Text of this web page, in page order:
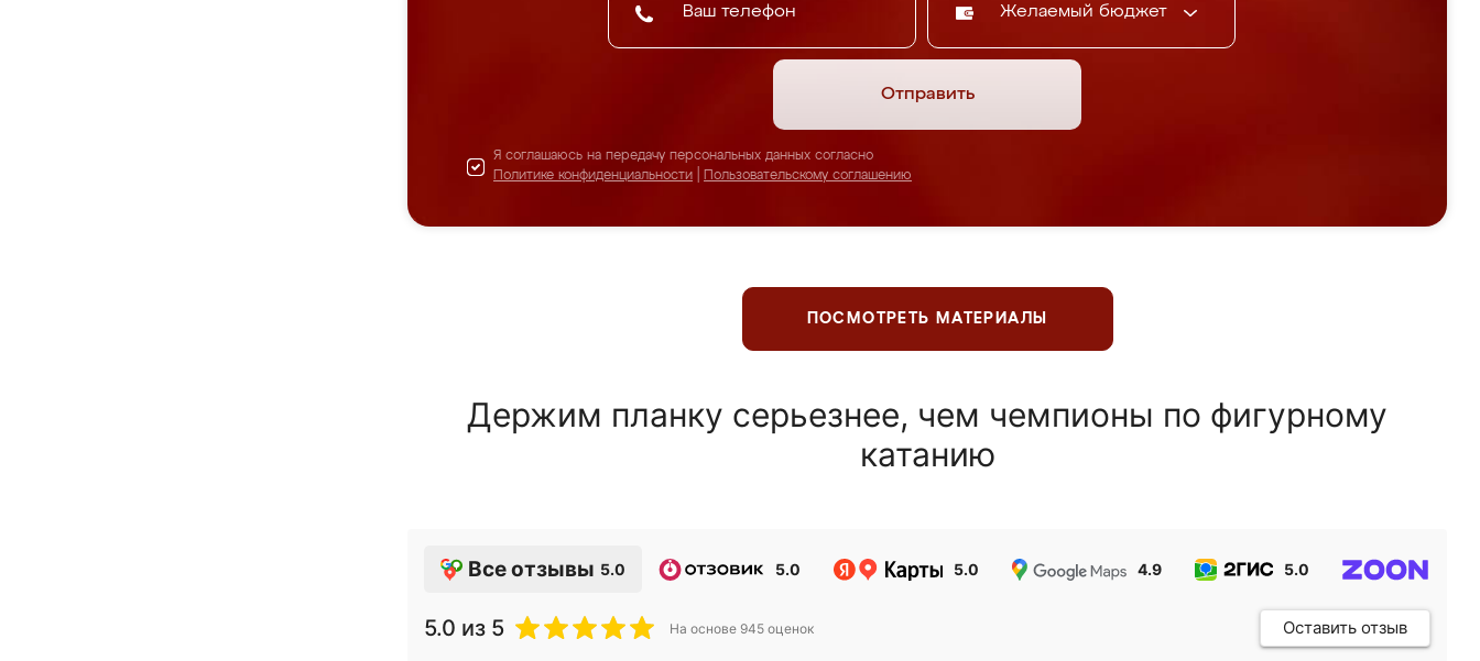
Желаемый бюджет
Отправить
Я соглашаюсь на передачу персональных данных согласно
Политике конфиденциальности
Пользовательскому соглашению
ПОСМОТРЕТЬ МАТЕРИАЛЫ
Держим планку серьезнее, чем чемпионы по фигурному
катанию
Все отзывы 5.0 5.0 5.0 4.9 5.0
5.0 из 5 На основе 945 оценок Оставить отзыв